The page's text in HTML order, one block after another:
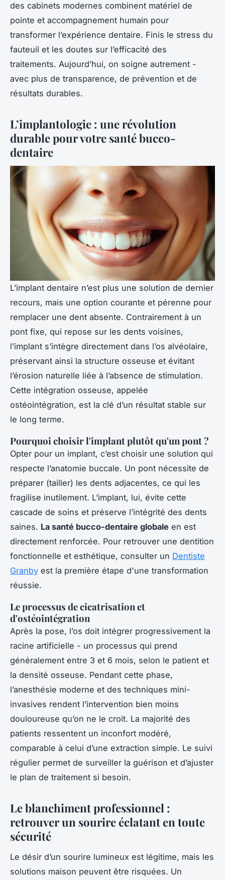
des cabinets modernes combinent matériel de
pointe et accompagnement humain pour
transformer l’expérience dentaire. Finis le stress du
fauteuil et les doutes sur l’efficacité des
traitements. Aujourd’hui, on soigne autrement -
avec plus de transparence, de prévention et de
résultats durables.
L’implantologie : une révolution
durable pour votre santé bucco-
dentaire
L’implant dentaire n’est plus une solution de dernier
recours, mais une option courante et pérenne pour
remplacer une dent absente. Contrairement à un
pont fixe, qui repose sur les dents voisines,
l’implant s’intègre directement dans l’os alvéolaire,
préservant ainsi la structure osseuse et évitant
l’érosion naturelle liée à l’absence de stimulation.
Cette intégration osseuse, appelée
ostéointégration, est la clé d’un résultat stable sur
le long terme.
Pourquoi choisir l'implant plutôt qu'un pont ?
Opter pour un implant, c’est choisir une solution qui
respecte l’anatomie buccale. Un pont nécessite de
préparer (tailler) les dents adjacentes, ce qui les
fragilise inutilement. L’implant, lui, évite cette
cascade de soins et préserve l’intégrité des dents
saines. La santé bucco-dentaire globale en est
directement renforcée. Pour retrouver une dentition
fonctionnelle et esthétique, consulter un Dentiste
Granby est la première étape d'une transformation
réussie.
Le processus de cicatrisation et
d'ostéointégration
Après la pose, l’os doit intégrer progressivement la
racine artificielle - un processus qui prend
généralement entre 3 et 6 mois, selon le patient et
la densité osseuse. Pendant cette phase,
l’anesthésie moderne et des techniques mini-
invasives rendent l’intervention bien moins
douloureuse qu’on ne le croit. La majorité des
patients ressentent un inconfort modéré,
comparable à celui d’une extraction simple. Le suivi
régulier permet de surveiller la guérison et d’ajuster
le plan de traitement si besoin.
Le blanchiment professionnel :
retrouver un sourire éclatant en toute
sécurité
Le désir d’un sourire lumineux est légitime, mais les
solutions maison peuvent être risquées. Un